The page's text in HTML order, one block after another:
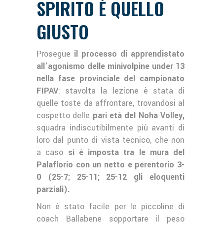
SPIRITO È QUELLO
GIUSTO
Prosegue il processo di apprendistato
all’agonismo delle minivolpine under 13
nella fase provinciale del campionato
FIPAV: stavolta la lezione è stata di
quelle toste da affrontare, trovandosi al
cospetto delle pari età del Noha Volley,
squadra indiscutibilmente più avanti di
loro dal punto di vista tecnico, che non
a caso si è imposta tra le mura del
Palaflorio con un netto e perentorio 3-
0 (25-7; 25-11; 25-12 gli eloquenti
parziali).
Non è stato facile per le piccoline di
coach Ballabene sopportare il peso